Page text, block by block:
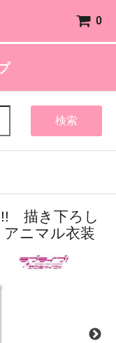
0
検索
!! 描き下ろし
ニマル衣装